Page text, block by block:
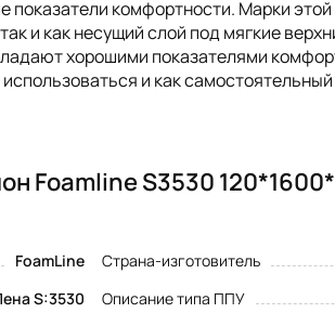
комфортности. Марки этой
и как несущий слой под мягкие
хорошими показателями
и как
Foamline S3530
FoamLine
Страна-изготовитель
S:3530 Описание типа ППУ